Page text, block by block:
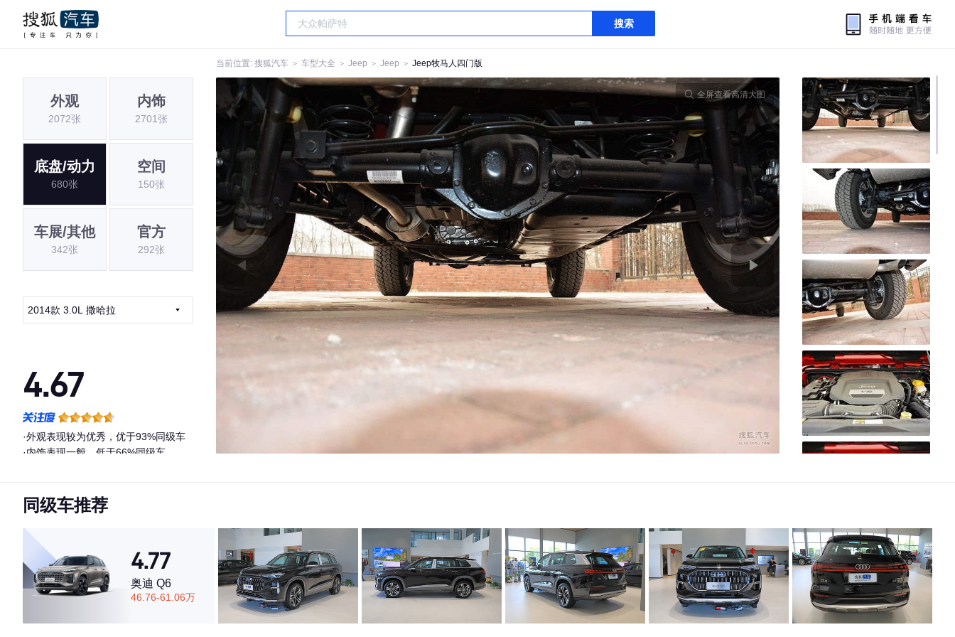
搜索
当前位置: 搜狐汽车 ＞ 车型大全 ＞ Jeep ＞ Jeep ＞ Jeep牧马人四门版
外观
2072张
内饰
2701张
底盘/动力
680张
空间
150张
车展/其他
342张
官方
292张
2014款 3.0L 撒哈拉
4.67
·外观表现较为优秀，优于93%同级车
·内饰表现一般，低于66%同级车
全屏查看高清大图
同级车推荐
4.77
奥迪 Q6
46.76-61.06万